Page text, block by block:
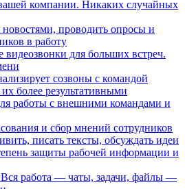
компании. Никаких случайных
новостями, проводить опросы и
в работу
видеозвонки для больших встреч.
созвоны с командой
более результативными
работы с внешними командами и
и сбор мнений сотрудников
писать тексты, обсуждать идеи
защиты рабочей информации и
Вся работа — чаты, задачи, файлы —